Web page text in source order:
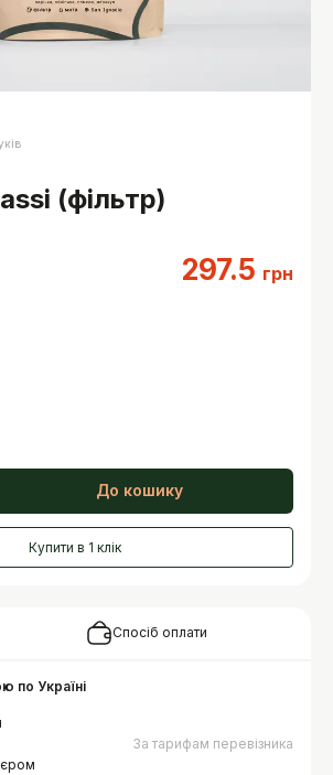
(фільтр)
297.5 грн
До кошику
Купити в 1 клік
Спосіб оплати
по Україні
За тарифам перевізника